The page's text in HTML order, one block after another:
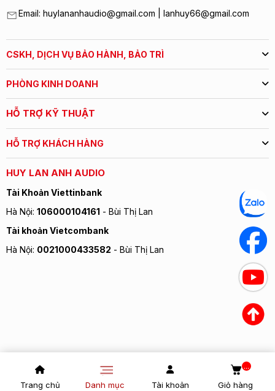
Email: huylananhaudio@gmail.com | lanhuy66@gmail.com
CSKH, DỊCH VỤ BẢO HÀNH, BẢO TRÌ
PHÒNG KINH DOANH
HỖ TRỢ KỸ THUẬT
HỖ TRỢ KHÁCH HÀNG
HUY LAN ANH AUDIO
Tài Khoản Viettinbank
Hà Nội: 106000104161 - Bùi Thị Lan
Tài khoản Vietcombank
Hà Nội: 0021000433582 - Bùi Thị Lan
Trang chủ Danh mục Tài khoản Giỏ hàng
...